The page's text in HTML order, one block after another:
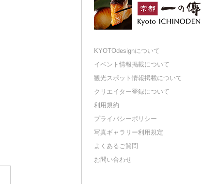
KYOTOdesignについて
イベント情報掲載について
観光スポット情報掲載について
クリエイター登録について
利用規約
プライバシーポリシー
写真ギャラリー利用規定
よくあるご質問
お問い合わせ